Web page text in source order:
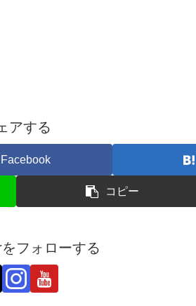
アする
Facebook
コピー
フォローする